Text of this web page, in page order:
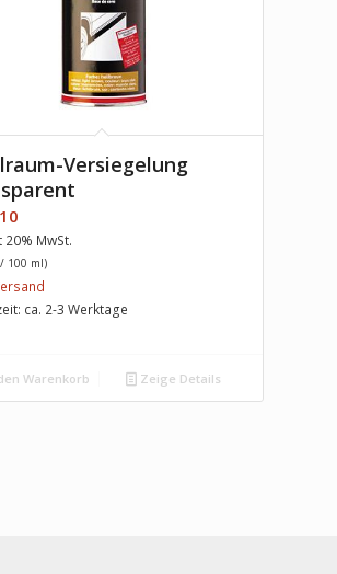
Versiegelung
20% MwSt.
/ 100 ml)
ca. 2-3 Werktage
Warenkorb Zeige Details